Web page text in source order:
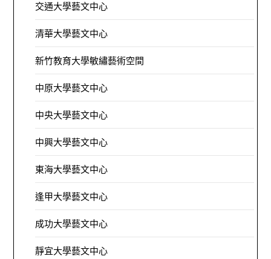
交通大學藝文中心
清華大學藝文中心
新竹教育大學敏繡藝術空間
中原大學藝文中心
中央大學藝文中心
中興大學藝文中心
東海大學藝文中心
逢甲大學藝文中心
成功大學藝文中心
靜宜大學藝文中心